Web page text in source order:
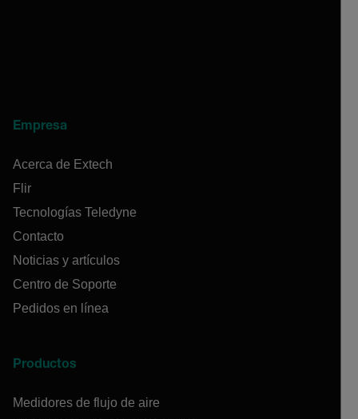
Empresa
Acerca de Extech
Flir
Tecnologías Teledyne
Contacto
Noticias y artículos
Centro de Soporte
Pedidos en línea
Productos
Medidores de flujo de aire